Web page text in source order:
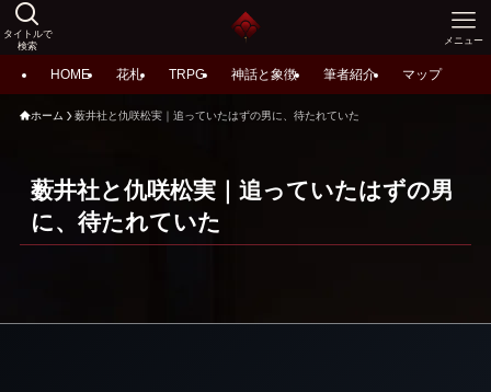
タイトルで
検索
メニュー
HOME 花札 TRPG 神話と象徴 筆者紹介 マップ
ホーム 薮井社と仇咲松実｜追っていたはずの男に、待たれていた
薮井社と仇咲松実｜追っていたはずの男
に、待たれていた